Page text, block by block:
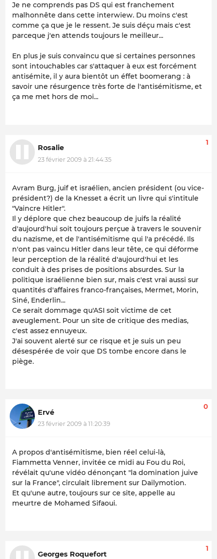
Je ne comprends pas DS qui est franchement
malhonnête dans cette interwiew. Du moins c'est
comme ça que je le ressent. Je suis déçu mais c'est
parceque j'en attends toujours le meilleur...
En plus je suis convaincu que si certaines personnes
sont intouchables car s'attaquer à eux est forcément
antisémite, il y aura bientôt un éffet boomerang : à
savoir une résurgence très forte de l'antisémitisme, et
ça me met hors de moi...
Rosalie
23 février 2009 à 21:44:35
1
Avram Burg, juif et israélien, ancien président (ou vice-
président?) de la Knesset a écrit un livre qui s'intitule
"Vaincre Hitler".
Il y déplore que chez beaucoup de juifs la réalité
d'aujourd'hui soit toujours perçue à travers le souvenir
du nazisme, et de l'antisémitisme qui l'a précédé. Ils
n'ont pas vaincu Hitler dans leur tête, ce qui déforme
leur perception de la réalité d'aujourd'hui et les
conduit à des prises de positions absurdes. Sur la
politique israélienne bien sur, mais c'est vrai aussi sur
quantités d'affaires franco-françaises, Mermet, Morin,
Siné, Enderlin...
Ce serait dommage qu'ASI soit victime de cet
aveuglement. Pour un site de critique des medias,
c'est assez ennuyeux.
J'ai souvent alerté sur ce risque et je suis un peu
désespérée de voir que DS tombe encore dans le
piège.
Ervé
23 février 2009 à 11:20:39
0
A propos d'antisémitisme, bien réel celui-là,
Fiammetta Venner, invitée ce midi au Fou du Roi,
révélait qu'une vidéo dénonçant "la domination juive
sur la France", circulait librement sur Dailymotion.
Et qu'une autre, toujours sur ce site, appelle au
meurtre de Mohamed Sifaoui.
Georges Roquefort
1